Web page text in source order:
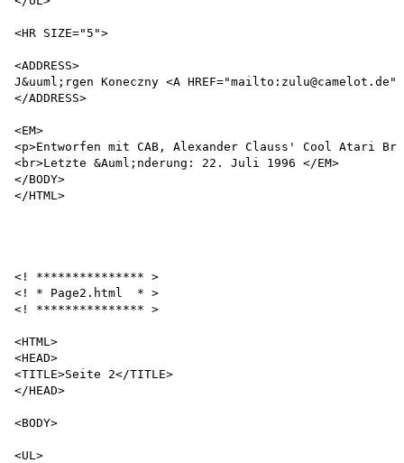
<HR SIZE="5">
<ADDRESS>
J&uuml;rgen Koneczny <A
</ADDRESS>
<EM>
<p>Entworfen mit CAB, Alexander Clauss' Cool Atari
<br>Letzte &Auml;nderung: 22. Juli 1996 </EM>
</BODY>
</HTML>
<! *************** >
<! * Page2.html  * >
<! *************** >
<HTML>
<HEAD>
<TITLE>Seite 2</TITLE>
</HEAD>
<BODY>
<UL>